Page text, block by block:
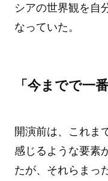
シアの世界観を自
なっていた。
「今までで一
開演前は、これま
感じるような要素
たが、それらまっ